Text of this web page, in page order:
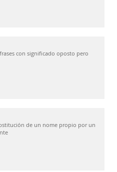
con significado oposto pero
de un nome propio por un